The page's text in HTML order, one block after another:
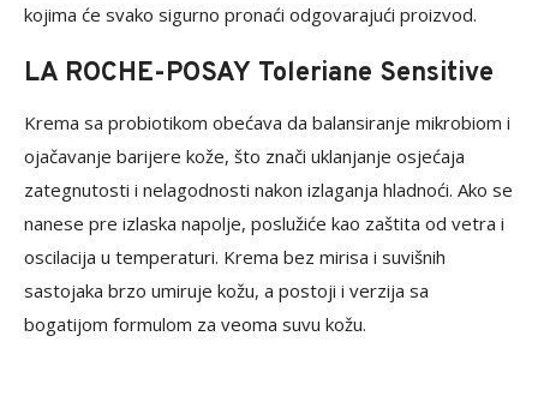
kojima će svako sigurno pronaći odgovarajući proizvod.
LA ROCHE-POSAY Toleriane Sensitive
Krema sa probiotikom obećava da balansiranje mikrobiom i
ojačavanje barijere kože, što znači uklanjanje osjećaja
zategnutosti i nelagodnosti nakon izlaganja hladnoći. Ako se
nanese pre izlaska napolje, poslužiće kao zaštita od vetra i
oscilacija u temperaturi. Krema bez mirisa i suvišnih
sastojaka brzo umiruje kožu, a postoji i verzija sa
bogatijom formulom za veoma suvu kožu.